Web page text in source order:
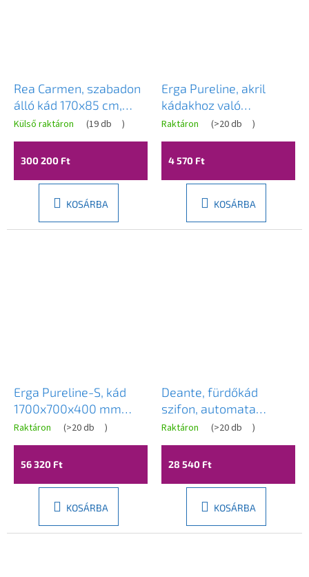
Rea Carmen, szabadon
álló kád 170x85 cm,
fehér, fehér klikk-klakk
rendszer, REA-W0506
Külső raktáron (19 db )
300 200 Ft
KOSÁRBA
Erga Pureline, akril
kádakhoz való
tartólábak, ERG-V08-
PURELINE-FRAME-IX
Raktáron (>20 db )
4 570 Ft
KOSÁRBA
Erga Pureline-S, kád
1700x700x400 mm
lábak nélkül, fényes
fehér, ERG-V07-
PURELINE-S-170x070-
Raktáron (>20 db )
56 320 Ft
KOSÁRBA
Deante, fürdőkád
szifon, automata
ClickClack, arany matt,
DEA-NHC_R57B
Raktáron (>20 db )
28 540 Ft
KOSÁRBA